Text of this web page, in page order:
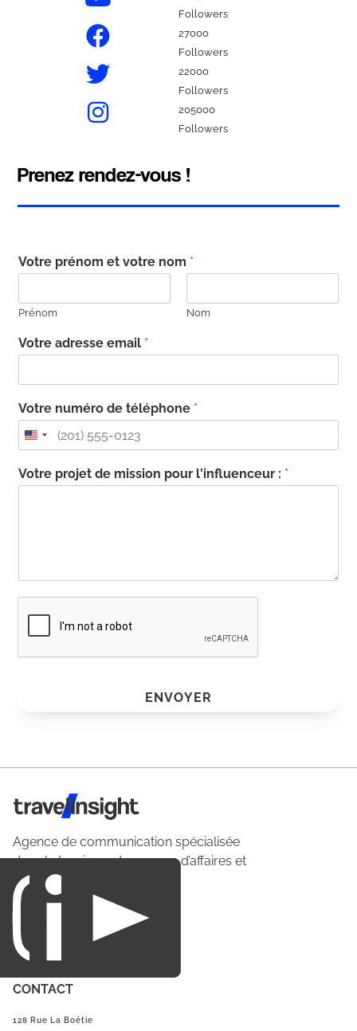
Followers
27000
Followers
22000
Followers
205000
Followers
Prenez rendez-vous !
Votre prénom et votre nom *
Prénom Nom
Votre adresse email *
Votre numéro de téléphone *
Votre projet de mission pour l'influenceur : *
ENVOYER
Travel Insight
Agence de communication spécialisée
dans le tourisme du voyage d’affaires et
du loisirs.
CONTACT
128 Rue La Boétie